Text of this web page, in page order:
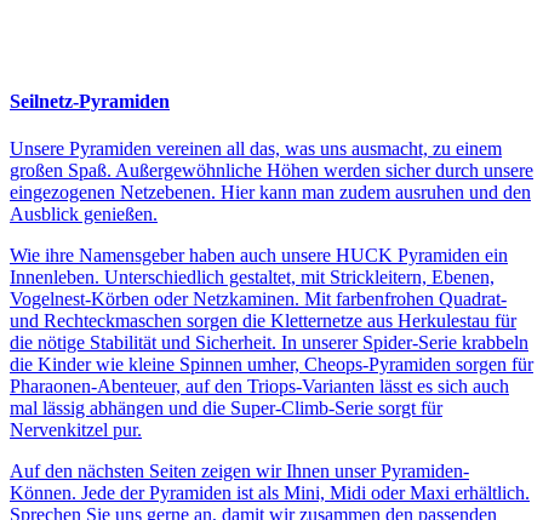
Seilnetz-Pyramiden
Unsere Pyramiden vereinen all das, was uns ausmacht, zu einem
großen Spaß. Außergewöhnliche Höhen werden sicher durch unsere
eingezogenen Netzebenen. Hier kann man zudem ausruhen und den
Ausblick genießen.
Wie ihre Namensgeber haben auch unsere HUCK Pyramiden ein
Innenleben. Unterschiedlich gestaltet, mit Strickleitern, Ebenen,
Vogelnest-Körben oder Netzkaminen. Mit farbenfrohen Quadrat-
und Rechteckmaschen sorgen die Kletternetze aus Herkulestau für
die nötige Stabilität und Sicherheit. In unserer Spider-Serie krabbeln
die Kinder wie kleine Spinnen umher, Cheops-Pyramiden sorgen für
Pharaonen-Abenteuer, auf den Triops-Varianten lässt es sich auch
mal lässig abhängen und die Super-Climb-Serie sorgt für
Nervenkitzel pur.
Auf den nächsten Seiten zeigen wir Ihnen unser Pyramiden-
Können. Jede der Pyramiden ist als Mini, Midi oder Maxi erhältlich.
Sprechen Sie uns gerne an, damit wir zusammen den passenden